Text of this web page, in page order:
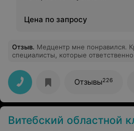
Цена по запросу
Отзыв. Медцентр мне понравился.
специалисты, которые ответственно
вопросы. Спасибо!
Отзывы226
Витебский областной клинический онкологический